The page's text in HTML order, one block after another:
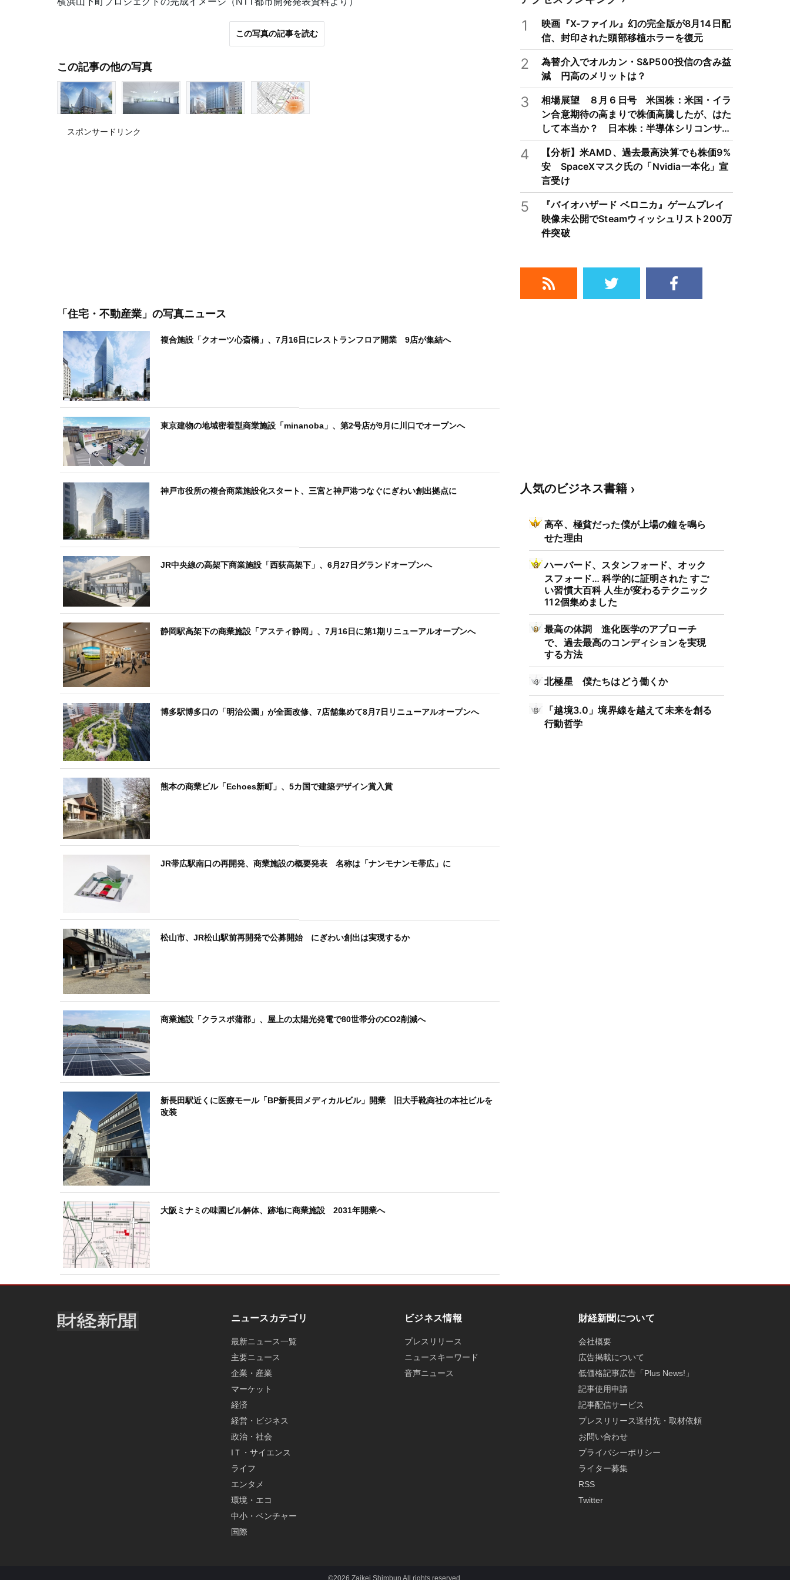
この写真の記事を読む
この記事の他の写真
スポンサードリンク
「住宅・不動産業」 の写真ニュース
複合施設「クオーツ心斎橋」、7月16日にレストランフロア開業 9店が集結へ
東京建物の地域密着型商業施設「minanoba」、第2号店が9月に川口でオープンへ
神戸市役所の複合商業施設化スタート、三宮と神戸港つなぐにぎわい創出拠点に
JR中央線の高架下商業施設「西荻高架下」、6月27日グランドオープンへ
静岡駅高架下の商業施設「アスティ静岡」、7月16日に第1期リニューアルオープンへ
博多駅博多口の「明治公園」が全面改修、7店舗集めて8月7日リニューアルオープンへ
熊本の商業ビル「Echoes新町」、5カ国で建築デザイン賞入賞
JR帯広駅南口の再開発、商業施設の概要発表 名称は「ナンモナンモ帯広」に
松山市、JR松山駅前再開発で公募開始 にぎわい創出は実現するか
商業施設「クラスポ蒲郡」、屋上の太陽光発電で80世帯分のCO2削減へ
新長田駅近くに医療モール「BP新長田メディカルビル」開業 旧大手靴商社の本社ビルを
改装
大阪ミナミの味園ビル解体、跡地に商業施設 2031年開業へ
1
映画『X-ファイル』幻の完全版が8月14日配
信、封印された頭部移植ホラーを復元
2
為替介入でオルカン・S&P500投信の含み益
減 円高のメリットは？
3
相場展望 ８月６日号 米国株：米国・イラ
ン合意期待の高まりで株価高騰したが、はた
して本当か？ 日本株：半導体シリコンサイ
クルは3～4年周期で好・不況を繰り返すた
め注意
4
【分析】米AMD、過去最高決算でも株価9%
安 SpaceXマスク氏の「Nvidia一本化」宣
言受け
5
『バイオハザード ベロニカ』ゲームプレイ
映像未公開でSteamウィッシュリスト200万
件突破
人気のビジネス書籍
高卒、極貧だった僕が上場の鐘を鳴ら
せた理由
ハーバード、スタンフォード、オック
スフォード… 科学的に証明された すご
い習慣大百科 人生が変わるテクニック
112個集めました
最高の体調 進化医学のアプローチ
で、過去最高のコンディションを実現
する方法
北極星 僕たちはどう働くか
「越境3.0」境界線を越えて未来を創る
行動哲学
ニュースカテゴリ
最新ニュース一覧
主要ニュース
企業・産業
マーケット
経済
経営・ビジネス
政治・社会
IＴ・サイエンス
ライフ
エンタメ
環境・エコ
中小・ベンチャー
国際
ビジネス情報
プレスリリース
ニュースキーワード
音声ニュース
財経新聞について
会社概要
広告掲載について
低価格記事広告「Plus News!」
記事使用申請
記事配信サービス
プレスリリース送付先・取材依頼
お問い合わせ
プライバシーポリシー
ライター募集
RSS
Twitter